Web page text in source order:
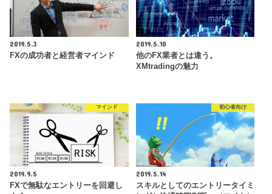
2019.5.3
FXの成功者と経営者マインド
2019.5.10
他のFX業者とは違う。
XMtradingの魅力
マインド
2019.9.5
FXで無駄なエントリーを回避し
初心者向け
2019.5.14
スキルとしてのエントリータイミ